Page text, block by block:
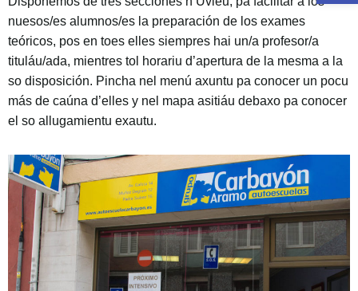
nuesos/es alumnos/es la preparación de los exames
teóricos, pos en toes elles siempres hai un/a profesor/a
tituláu/ada, mientres tol horariu d’apertura de la mesma a la
so disposición. Pincha nel menú axuntu pa conocer un pocu
más de caúna d’elles y nel mapa asitiáu debaxo pa conocer
el so allugamientu exautu.